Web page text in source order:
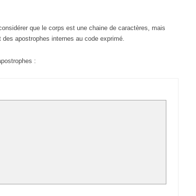
que le corps est une chaine de caractères, mais
apostrophes internes au code exprimé.
: